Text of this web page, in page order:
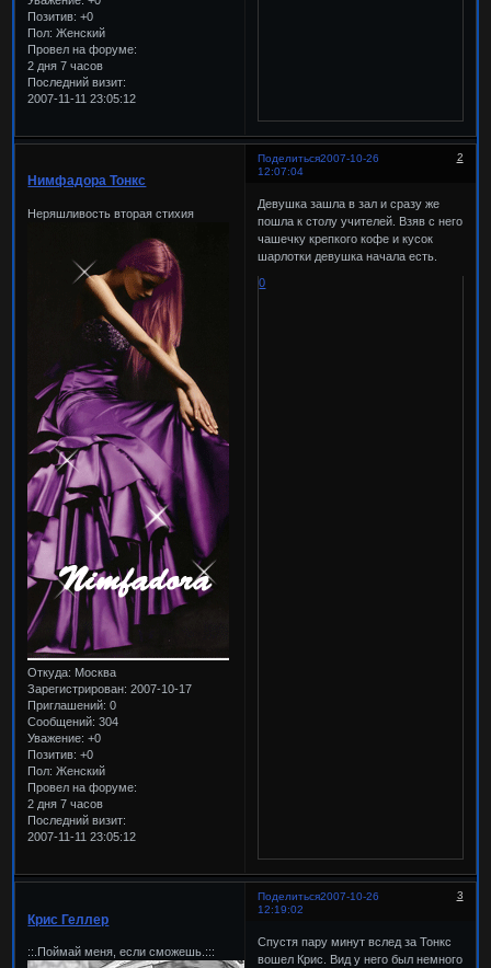
Позитив: +0
Пол: Женский
Провел на форуме:
2 дня 7 часов
Последний визит:
2007-11-11 23:05:12
Поделиться 2
2007-10-26
12:07:04
Нимфадора Тонкс
Неряшливость вторая стихия
Откуда: Москва
Зарегистрирован: 2007-10-17
Приглашений: 0
Сообщений: 304
Уважение: +0
Позитив: +0
Пол: Женский
Провел на форуме:
2 дня 7 часов
Последний визит:
2007-11-11 23:05:12
Девушка зашла в зал и сразу же
пошла к столу учителей. Взяв с него
чашечку крепкого кофе и кусок
шарлотки девушка начала есть.
0
Поделиться 3
2007-10-26
12:19:02
Крис Геллер
::.Поймай меня, если сможешь.:::
Спустя пару минут вслед за Тонкс
вошел Крис. Вид у него был немного